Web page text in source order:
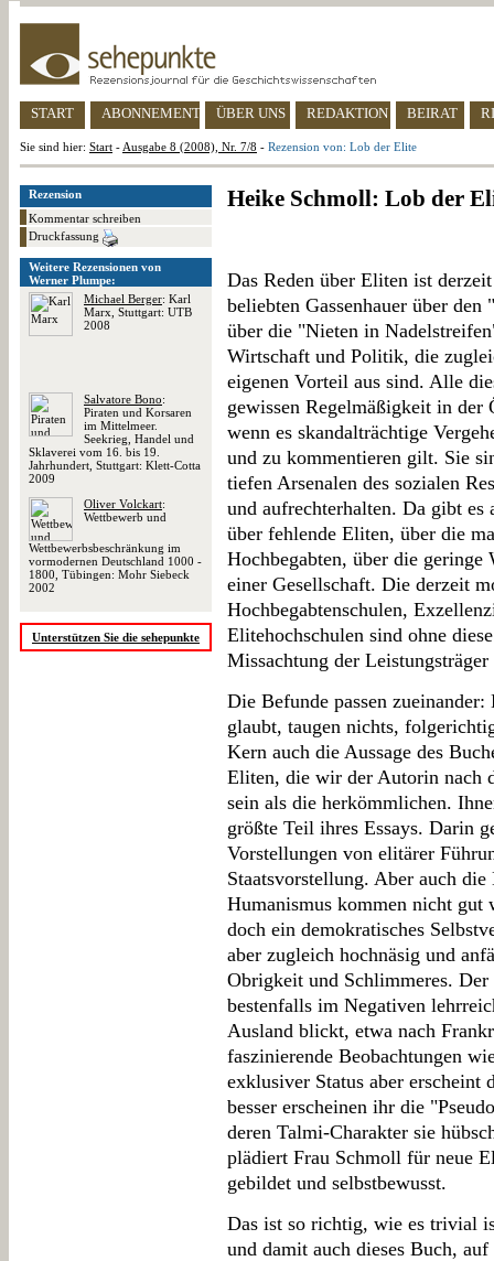
START ABONNEMENT ÜBER UNS REDAKTION BEIRAT
Sie sind hier: Start - Ausgabe 8 (2008), Nr. 7/8 - Rezension von: Lob der Elite
Rezension
Kommentar schreiben
Druckfassung
Weitere Rezensionen von
Werner Plumpe:
Michael Berger: Karl
Marx, Stuttgart: UTB
2008
Salvatore Bono:
Piraten und Korsaren
im Mittelmeer.
Seekrieg, Handel und
Sklaverei vom 16. bis 19.
Jahrhundert, Stuttgart: Klett-Cotta
2009
Oliver Volckart:
Wettbewerb und
Wettbewerbsbeschränkung im
vormodernen Deutschland 1000 -
1800, Tübingen: Mohr Siebeck
2002
Unterstützen Sie die sehepunkte
Heike Schmoll: Lob der
Das Reden über Eliten ist
beliebten Gassenhauer über
über die "Nieten in
Wirtschaft und Politik, die
eigenen Vorteil aus sind. Alle
gewissen Regelmäßigkeit in
wenn es skandalträchtige
und zu kommentieren gilt. Sie
tiefen Arsenalen des sozialen
und aufrechterhalten. Da gibt
über fehlende Eliten, über die
Hochbegabten, über die geringe
einer Gesellschaft. Die derzeit
Hochbegabtenschulen,
Elitehochschulen sind ohne
Missachtung der
Die Befunde passen
glaubt, taugen nichts,
Kern auch die Aussage des
Eliten, die wir der Autorin nach
sein als die herkömmlichen.
größte Teil ihres Essays. Darin
Vorstellungen von elitärer
Staatsvorstellung. Aber auch
Humanismus kommen nicht gut
doch ein demokratisches
aber zugleich hochnäsig und
Obrigkeit und Schlimmeres.
bestenfalls im Negativen
Ausland blickt, etwa nach
faszinierende Beobachtungen
exklusiver Status aber erscheint
besser erscheinen ihr die
deren Talmi-Charakter sie
plädiert Frau Schmoll für neue
gebildet und selbstbewusst.
Das ist so richtig, wie es trivial
und damit auch dieses Buch,